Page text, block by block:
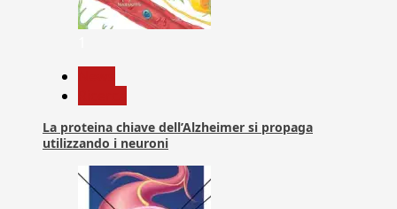
La proteina chiave dell’Alzheimer si propaga
utilizzando i neuroni